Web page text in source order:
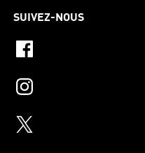
SUIVEZ-NOUS